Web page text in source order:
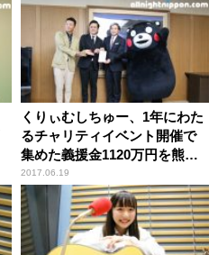
くりぃむしちゅー、1年にわた
るチャリティイベント開催で
集めた義援金1120万円を熊本
県知事に届ける
2017.06.19